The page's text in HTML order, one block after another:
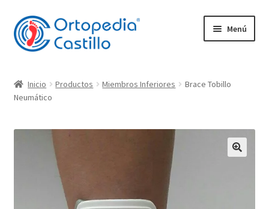
Ir
a
la
Ir
al
contenido
Menú
Productos
menú
hijo
Plantillas
Ortopedia Castillo
Inicio Productos Miembros Inferiores
Brace Tobillo
Neumático